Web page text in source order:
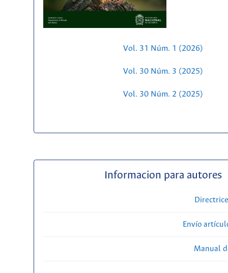
Vol. 31 Núm. 1 (2026)
Vol. 30 Núm. 3 (2025)
Vol. 30 Núm. 2 (2025)
Informacion para autores
Envío
Manual